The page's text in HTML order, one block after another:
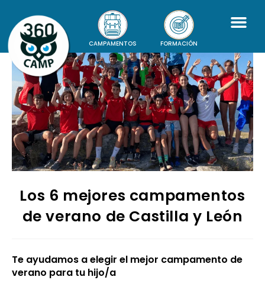
CAMPAMENTOS FORMACIÓN
Los 6 mejores campamentos
de verano de Castilla y León
Te ayudamos a elegir el mejor campamento de
verano para tu hijo/a